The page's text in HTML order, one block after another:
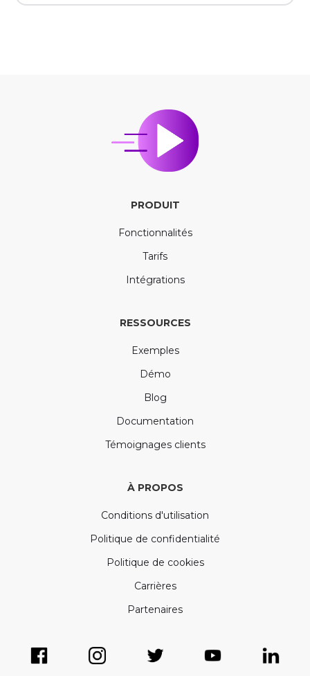
PRODUIT
Fonctionnalités
Tarifs
Intégrations
RESSOURCES
Exemples
Démo
Blog
Documentation
Témoignages clients
À PROPOS
Conditions d'utilisation
Politique de confidentialité
Politique de cookies
Carrières
Partenaires